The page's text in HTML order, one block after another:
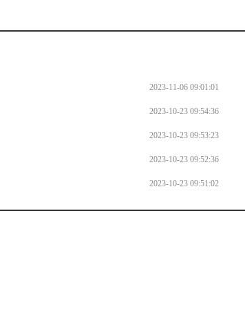
2023-11-06 09:01:01
2023-10-23 09:54:36
2023-10-23 09:53:23
2023-10-23 09:52:36
2023-10-23 09:51:02